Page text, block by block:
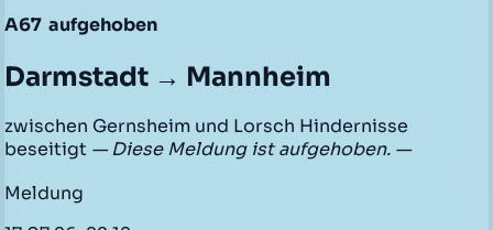
A67 aufgehoben
Darmstadt → Mannheim
zwischen Gernsheim und Lorsch Hindernisse
beseitigt — Diese Meldung ist aufgehoben. —
Meldung